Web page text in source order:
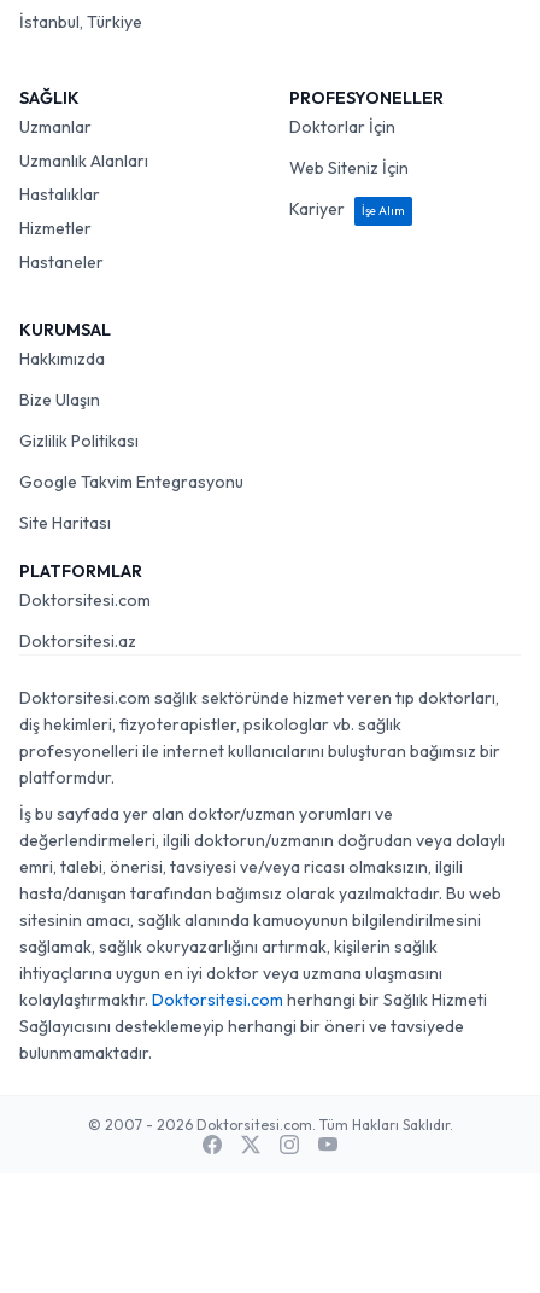
İstanbul, Türkiye
SAĞLIK
Uzmanlar
Uzmanlık Alanları
Hastalıklar
Hizmetler
Hastaneler
PROFESYONELLER
Doktorlar İçin
Web Siteniz İçin
Kariyer
İşe Alım
KURUMSAL
Hakkımızda
Bize Ulaşın
Gizlilik Politikası
Google Takvim Entegrasyonu
Site Haritası
PLATFORMLAR
Doktorsitesi.com
Doktorsitesi.az
Doktorsitesi.com sağlık sektöründe hizmet veren tıp doktorları,
diş hekimleri, fizyoterapistler, psikologlar vb. sağlık
profesyonelleri ile internet kullanıcılarını buluşturan bağımsız bir
platformdur.
İş bu sayfada yer alan doktor/uzman yorumları ve
değerlendirmeleri, ilgili doktorun/uzmanın doğrudan veya dolaylı
emri, talebi, önerisi, tavsiyesi ve/veya ricası olmaksızın, ilgili
hasta/danışan tarafından bağımsız olarak yazılmaktadır. Bu web
sitesinin amacı, sağlık alanında kamuoyunun bilgilendirilmesini
sağlamak, sağlık okuryazarlığını artırmak, kişilerin sağlık
ihtiyaçlarına uygun en iyi doktor veya uzmana ulaşmasını
kolaylaştırmaktır. Doktorsitesi.com herhangi bir Sağlık Hizmeti
Sağlayıcısını desteklemeyip herhangi bir öneri ve tavsiyede
bulunmamaktadır.
© 2007 - 2026 Doktorsitesi.com. Tüm Hakları Saklıdır.